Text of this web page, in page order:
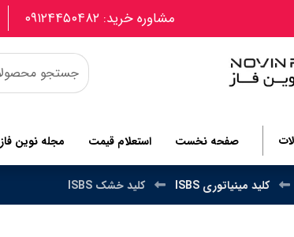
مشاوره خرید: ۰۹۱۲۴۴۵۰۴۸۲
صفحه نخست استعلام قیمت مجله نوین فاز
کلید مینیاتوری ISBS کلید خشک ISBS